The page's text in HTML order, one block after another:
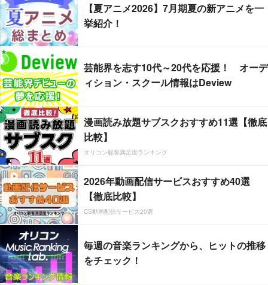
【夏アニメ2026】7月期夏の新アニメを一
挙紹介！
芸能界を志す10代～20代を応援！ オーデ
ィション・スクール情報はDeview
漫画読み放題サブスクおすすめ11選【徹底
比較】
オリコン顧客満足度ランキング
2026年動画配信サービスおすすめ40選
【徹底比較】
CS動画配信サービス20選
毎週の音楽ランキングから、ヒットの推移
をチェック！